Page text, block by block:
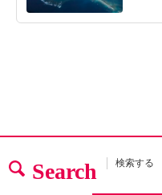
Search 検索する